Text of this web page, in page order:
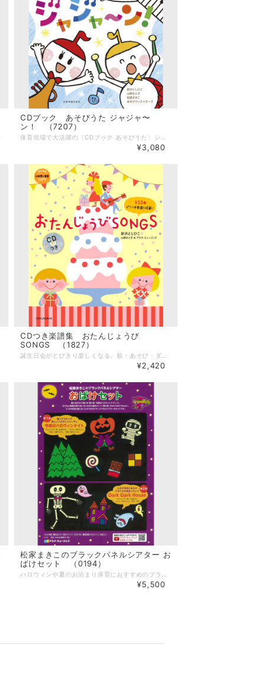
CDブック あそびうた ジャジャ〜
ン！ （7207）
¥3,080
CDつき楽譜集 おたんじょうび
SONGS （1827）
¥2,420
松家まきこのブラックパネルシアター お
ばけセット （0194）
¥5,500